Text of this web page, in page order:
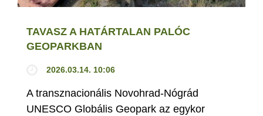
TAVASZ A HATÁRTALAN PALÓC
GEOPARKBAN
2026.03.14. 10:06
A transznacionális Novohrad-Nógrád
UNESCO Globális Geopark az egykor